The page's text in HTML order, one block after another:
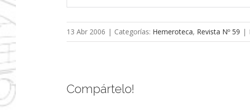
13 Abr 2006 | Categorías: Hemeroteca, Revista Nº 59 |
Compártelo!